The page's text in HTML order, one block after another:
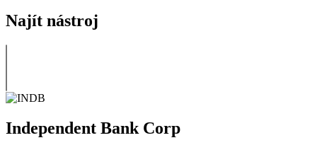
Najít nástroj
Independent Bank Corp